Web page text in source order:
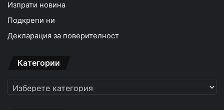
Изпрати новина
Подкрепи ни
Декларация за поверителност
Категории
Категории